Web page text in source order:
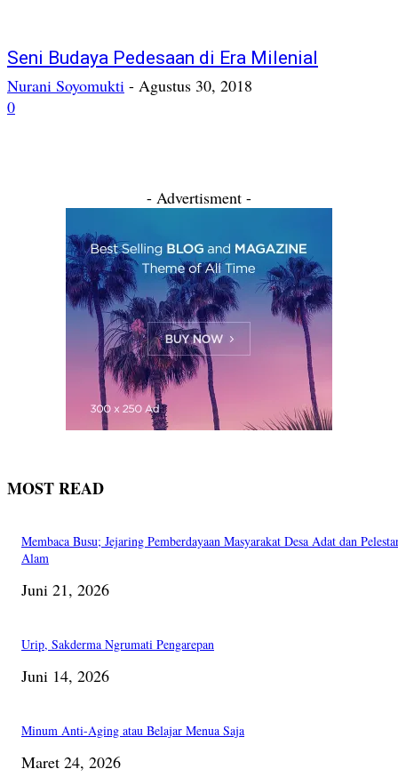
Seni Budaya Pedesaan di Era Milenial
Nurani Soyomukti - Agustus 30, 2018
0
- Advertisment -
MOST READ
Membaca Busu; Jejaring Pemberdayaan Masyarakat Desa Adat dan
Alam
Juni 21, 2026
Urip, Sakderma Ngrumati Pengarepan
Juni 14, 2026
Minum Anti-Aging atau Belajar Menua Saja
Maret 24, 2026